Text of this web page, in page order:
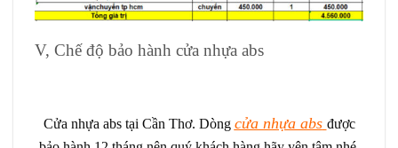
V, Chế độ bảo hành cửa nhựa abs
Cửa nhựa abs tại Cần Thơ. Dòng cửa nhựa abs được